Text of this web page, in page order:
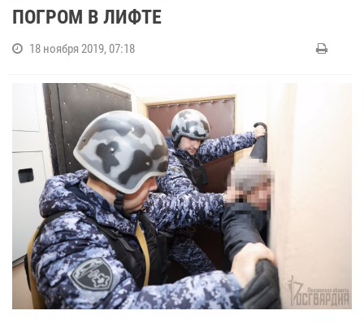
ПОГРОМ В ЛИФТЕ
18 ноября 2019, 07:18